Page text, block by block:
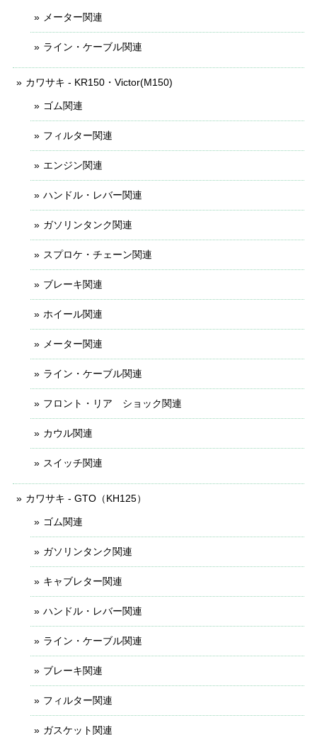
メーター関連
ライン・ケーブル関連
カワサキ - KR150・Victor(M150)
ゴム関連
フィルター関連
エンジン関連
ハンドル・レバー関連
ガソリンタンク関連
スプロケ・チェーン関連
ブレーキ関連
ホイール関連
メーター関連
ライン・ケーブル関連
フロント・リア ショック関連
カウル関連
スイッチ関連
カワサキ - GTO（KH125）
ゴム関連
ガソリンタンク関連
キャブレター関連
ハンドル・レバー関連
ライン・ケーブル関連
ブレーキ関連
フィルター関連
ガスケット関連